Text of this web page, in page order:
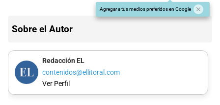
Agregar a tus medios preferidos en Google
Sobre el Autor
Redacción EL
contenidos@ellitoral.com
Ver Perfil